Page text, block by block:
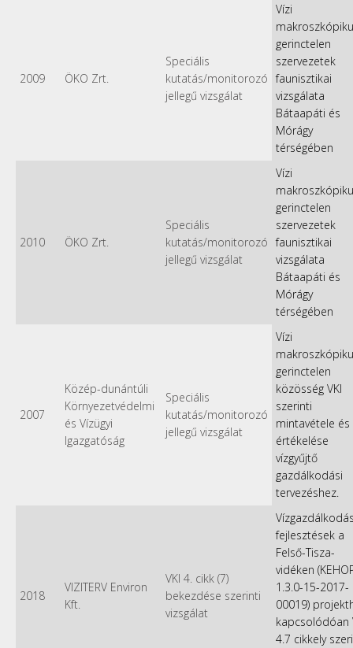
2009 ÖKO Zrt.
Speciális
kutatás/monitorozó
jellegű vizsgálat
Vízi
gerinctelen
szervezetek
faunisztikai
vizsgálata
Bátaapáti és
Mórágy
térségében
2010 ÖKO Zrt.
Speciális
kutatás/monitorozó
jellegű vizsgálat
Vízi
gerinctelen
szervezetek
faunisztikai
vizsgálata
Bátaapáti és
Mórágy
térségében
2007
Közép-dunántúli
Környezetvédelmi
és Vízügyi
Igazgatóság
Speciális
kutatás/monitorozó
jellegű vizsgálat
Vízi
gerinctelen
közösség VKI
szerinti
mintavétele és
értékelése
vízgyűjtő
gazdálkodási
tervezéshez.
2018
VIZITERV Environ
Kft.
VKI 4. cikk (7)
bekezdése szerinti
vizsgálat
fejlesztések a
Felső-Tisza-
vidéken
1.3.0-15-2017-
00019)
kapcsolódóan
4.7 cikkely